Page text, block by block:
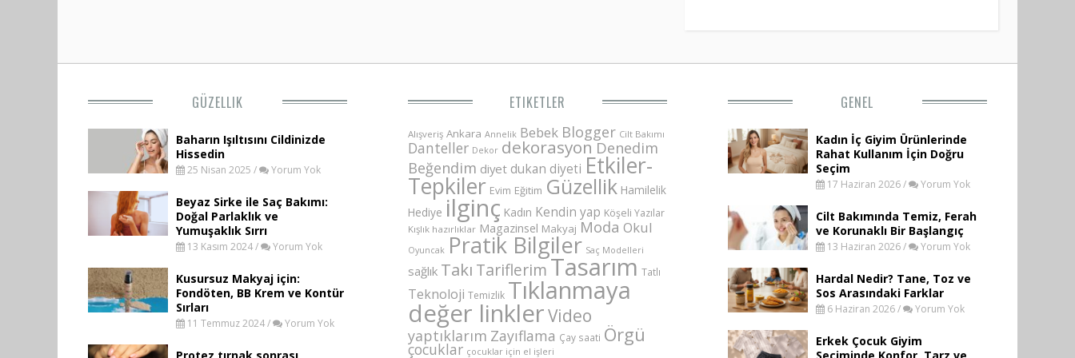
GÜZELLIK
Baharın Işıltısını Cildinizde
Hissedin
25 Nisan 2025 / Yorum Yok
Beyaz Sirke ile Saç Bakımı:
Doğal Parlaklık ve
Yumuşaklık Sırrı
13 Kasım 2024 / Yorum Yok
Kusursuz Makyaj için:
Fondöten, BB Krem ve Kontür
Sırları
11 Temmuz 2024 / Yorum Yok
ETIKETLER
Alışveriş Ankara Annelik Bebek Blogger Cilt Bakımı
Danteller Dekor dekorasyon Denedim
Beğendim diyet dukan diyeti Etkiler-
Tepkiler Evim Eğitim Güzellik Hamilelik
Hediye ilginç Kadın Kendin yap Köşeli Yazılar
Kışlık hazırlıklar Magazinsel Makyaj Moda Okul
Oyuncak Pratik Bilgiler Saç Modelleri
sağlık Takı Tariflerim Tasarım Tatlı
Teknoloji Temizlik Tıklanmaya
değer linklerVideo
yaptıklarım Zayıflama Çay saati Örgü
çocuklar çocuklar için el işleri
GENEL
Kadın İç Giyim Ürünlerinde
Rahat Kullanım İçin Doğru
Seçim
17 Haziran 2026 / Yorum Yok
Cilt Bakımında Temiz, Ferah
ve Korunaklı Bir Başlangıç
13 Haziran 2026 / Yorum Yok
Hardal Nedir? Tane, Toz ve
Sos Arasındaki Farklar
6 Haziran 2026 / Yorum Yok
Erkek Çocuk Giyim